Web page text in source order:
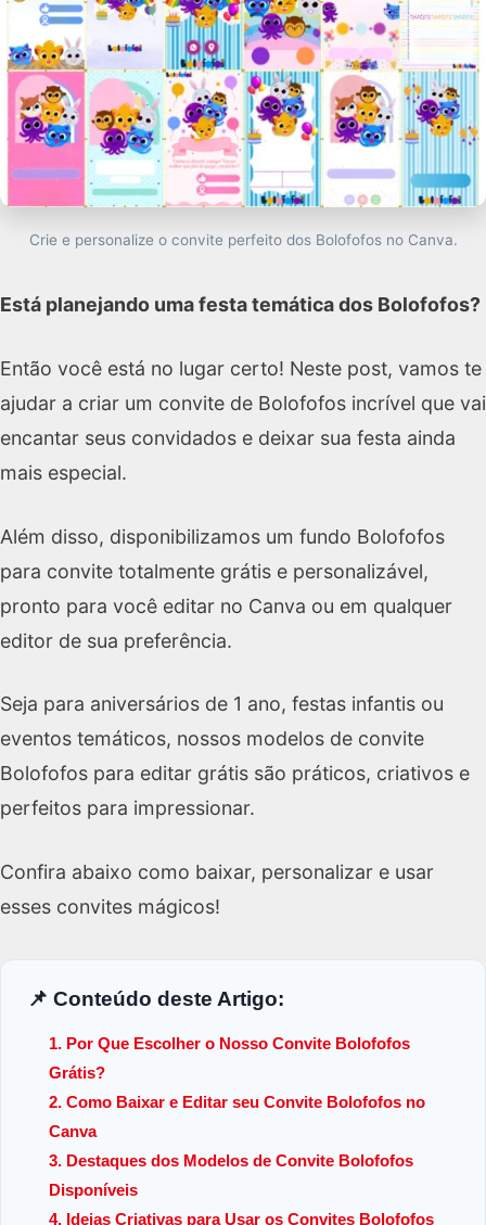
Crie e personalize o convite perfeito dos Bolofofos no Canva.
Está planejando uma festa temática dos Bolofofos?
Então você está no lugar certo! Neste post, vamos te
ajudar a criar um convite de Bolofofos incrível que vai
encantar seus convidados e deixar sua festa ainda
mais especial.
Além disso, disponibilizamos um fundo Bolofofos
para convite totalmente grátis e personalizável,
pronto para você editar no Canva ou em qualquer
editor de sua preferência.
Seja para aniversários de 1 ano, festas infantis ou
eventos temáticos, nossos modelos de convite
Bolofofos para editar grátis são práticos, criativos e
perfeitos para impressionar.
Confira abaixo como baixar, personalizar e usar
esses convites mágicos!
📌 Conteúdo deste Artigo:
1. Por Que Escolher o Nosso Convite Bolofofos
Grátis?
2. Como Baixar e Editar seu Convite Bolofofos no
Canva
3. Destaques dos Modelos de Convite Bolofofos
Disponíveis
4. Ideias Criativas para Usar os Convites Bolofofos